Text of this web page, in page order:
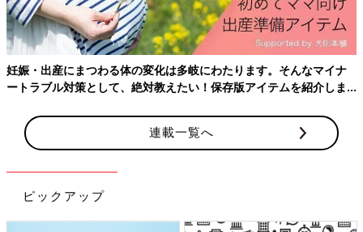
妊娠・出産にまつわる体の変化は多岐にわたります。そんなマイナ
ートラブル対策として、絶対教えたい！保存版アイテムを紹介しま
連載一覧へ
ピックアップ